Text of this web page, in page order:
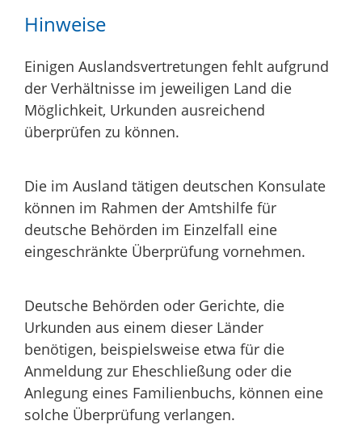
Hinweise
Einigen Auslandsvertretungen fehlt aufgrund
der Verhältnisse im jeweiligen Land die
Möglichkeit, Urkunden ausreichend
überprüfen zu können.
Die im Ausland tätigen deutschen Konsulate
können im Rahmen der Amtshilfe für
deutsche Behörden im Einzelfall eine
eingeschränkte Überprüfung vornehmen.
Deutsche Behörden oder Gerichte, die
Urkunden aus einem dieser Länder
benötigen, beispielsweise etwa für die
Anmeldung zur Eheschließung oder die
Anlegung eines Familienbuchs, können eine
solche Überprüfung verlangen.